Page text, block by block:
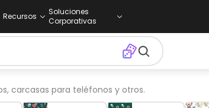
Recursos
Soluciones
Corporativas
carcasas para teléfonos y otros.